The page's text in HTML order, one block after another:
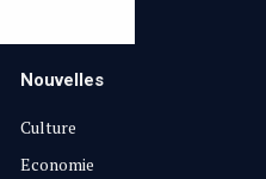
Nouvelles
Culture
Economie